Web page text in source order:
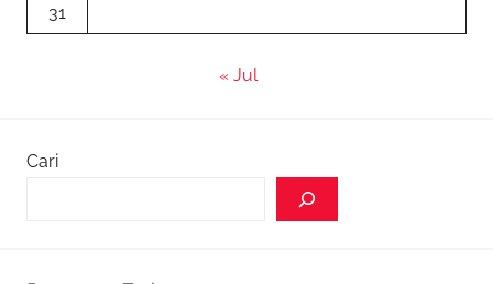
31
« Jul
Cari